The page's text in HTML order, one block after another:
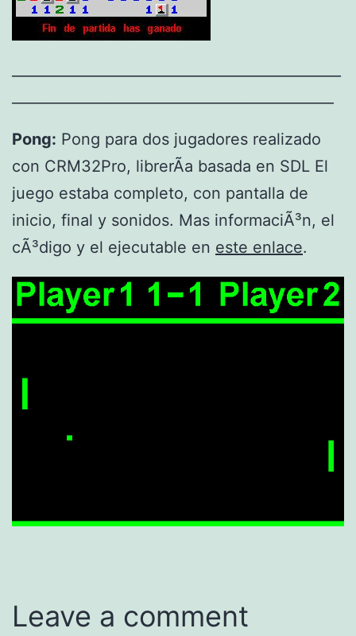
Pong: Pong para dos jugadores realizado
con CRM32Pro, librerÃ­a basada en SDL El
juego estaba completo, con pantalla de
inicio, final y sonidos. Mas informaciÃ³n, el
cÃ³digo y el ejecutable en este enlace.
Leave a comment